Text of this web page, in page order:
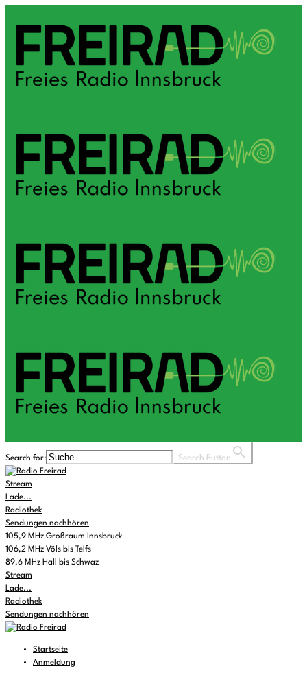
Search for: Search Button
Stream
Lade...
Radiothek
Sendungen nachhören
105,9 MHz Großraum Innsbruck
106,2 MHz Völs bis Telfs
89,6 MHz Hall bis Schwaz
Stream
Lade...
Radiothek
Sendungen nachhören
Startseite
Anmeldung